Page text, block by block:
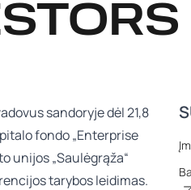
sandoryje dėl 21,8
fondo „Enterprise
unijos „Saulėgrąža“
tarybos leidimas.